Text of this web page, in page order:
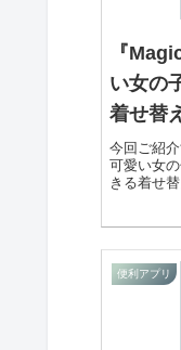
『
い女の
着せ替
今回ご紹
可愛い女
きる着せ
え、女の
便利アプリ